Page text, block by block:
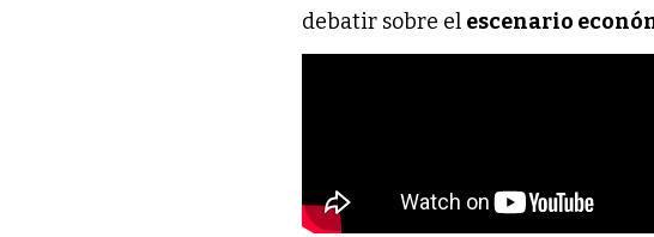
debatir sobre el escenario